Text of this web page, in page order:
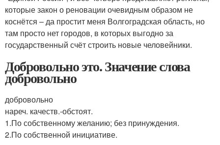
которые закон о реновации очевидным образом не
коснётся – да простит меня Волгоградская область, но
там просто нет городов, в которых выгодно за
государственный счёт строить новые человейники.
Добровольно это. Значение слова
добровольно
добровольно
нареч. качеств.-обстоят.
1.По собственному желанию; без принуждения.
2.По собственной инициативе.